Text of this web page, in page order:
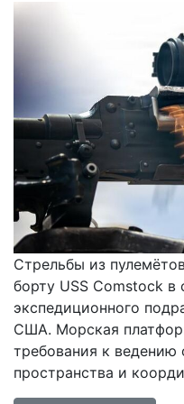
Стрельбы из
борту USS Comstock в
экспедиционного
США. Морская
требования к ведению
пространства и